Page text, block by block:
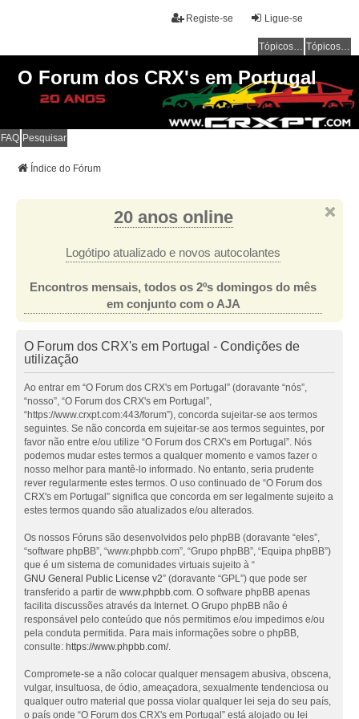
Ligue-se
Registe-se
Tópicos sem resposta Tópicos ativos
O Forum dos CRX's em Portugal
FAQ Pesquisar
Índice do Fórum
20 anos online
Logótipo atualizado e novos autocolantes
Encontros mensais, todos os 2ºs domingos do mês
em conjunto com o AJA
O Forum dos CRX's em Portugal - Condições de
utilização
Ao entrar em “O Forum dos CRX's em Portugal” (doravante “nós”,
“nosso”, “O Forum dos CRX's em Portugal”,
“https://www.crxpt.com:443/forum”), concorda sujeitar-se aos termos
seguintes. Se não concorda em sujeitar-se aos termos seguintes, por
favor não entre e/ou utilize “O Forum dos CRX's em Portugal”. Nós
podemos mudar estes termos a qualquer momento e vamos fazer o
nosso melhor para mantê-lo informado. No entanto, seria prudente
rever regularmente estes termos. O uso continuado de “O Forum dos
CRX's em Portugal” significa que concorda em ser legalmente sujeito a
estes termos quando são atualizados e/ou alterados.
Os nossos Fóruns são desenvolvidos pelo phpBB (doravante “eles”,
“software phpBB”, “www.phpbb.com”, “Grupo phpBB”, “Equipa phpBB”)
que é um sistema de comunidades virtuais sujeito à “
GNU General Public License v2” (doravante “GPL”) que pode ser
transferido a partir de www.phpbb.com. O software phpBB apenas
facilita discussões através da Internet. O Grupo phpBB não é
responsável pelo conteúdo que nós permitimos e/ou impedimos e/ou
pela conduta permitida. Para mais informações sobre o phpBB,
consulte: https://www.phpbb.com/.
Compromete-se a não colocar qualquer mensagem abusiva, obscena,
vulgar, insultuosa, de ódio, ameaçadora, sexualmente tendenciosa ou
qualquer outro material que possa violar qualquer lei seja do seu país,
o país onde “O Forum dos CRX's em Portugal” está alojado ou lei